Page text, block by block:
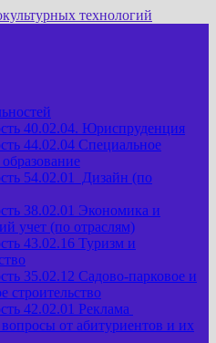
40.02.04. Юриспруденция
44.02.04 Специальное
54.02.01 Дизайн (по
38.02.01 Экономика и
учет (по отраслям)
43.02.16 Туризм и
35.02.12 Садово-парковое и
строительство
42.02.01 Реклама
от абитуриентов и их